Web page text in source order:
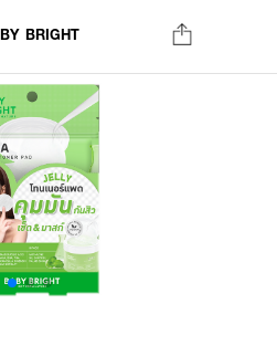
BRIGHT